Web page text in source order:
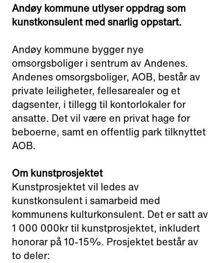
Andøy kommune utlyser oppdrag som
kunstkonsulent med snarlig oppstart.
Andøy kommune bygger nye
omsorgsboliger i sentrum av Andenes.
Andenes omsorgsboliger, AOB, består av
private leiligheter, fellesarealer og et
dagsenter, i tillegg til kontorlokaler for
ansatte. Det vil være en privat hage for
beboerne, samt en offentlig park tilknyttet
AOB.
Om kunstprosjektet
Kunstprosjektet vil ledes av
kunstkonsulent i samarbeid med
kommunens kulturkonsulent. Det er satt av
1 000 000kr til kunstprosjektet, inkludert
honorar på 10-15%. Prosjektet består av
to deler: